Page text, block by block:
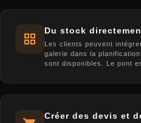
Du stock
Les clients peuvent
galerie dans la
sont disponibles. Le pont
Créer des devis et